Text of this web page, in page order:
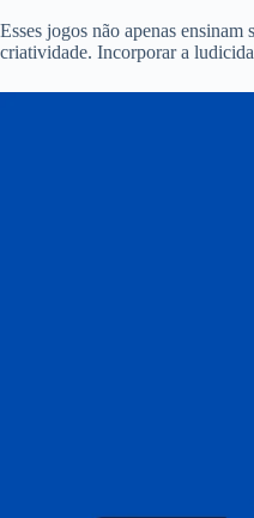
Esses jogos não apenas
criatividade. Incorporar a